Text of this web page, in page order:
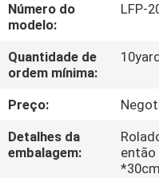
CONTROLE
DE
QUALIDADE
FALE
CONOSCO
Número do
modelo:
LFP-
Quantidade de
ordem mínima:
Preço:
Detalhes da
embalagem:
então